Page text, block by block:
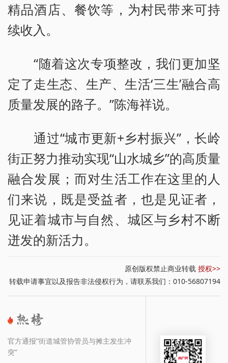
精品酒店、餐饮等，为村民带来可持
续收入。
“随着这次专项整改，我们更加坚
定了走生态、生产、生活‘三生’融合高
质量发展的路子。”陈海祥说。
通过“城市更新+乡村振兴”，长岭
街正努力推动实现“山水城乡”的高质量
融合发展；而对生活工作在这里的人
们来说，既是受益者，也是见证者，
见证着城市与自然、城区与乡村不断
迸发的新活力。
原创版权禁止商业转载 授权>>
转载申请事宜以及报告非法侵权行为，请联系我们：010-56807194
官方通报“街道城管协管员与摊主发生冲
突”